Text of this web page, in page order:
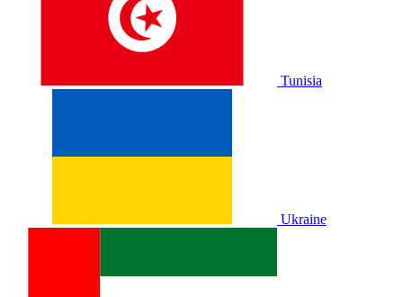
Tunisia
Ukraine